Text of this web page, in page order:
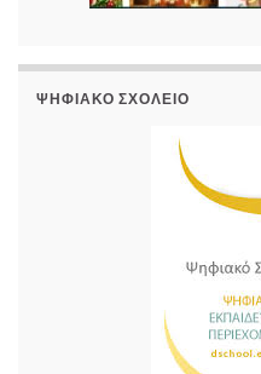
ΨΗΦΙΑΚΌ ΣΧΟΛΕΊΟ